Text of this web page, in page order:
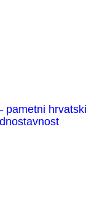
pametni hrvatski